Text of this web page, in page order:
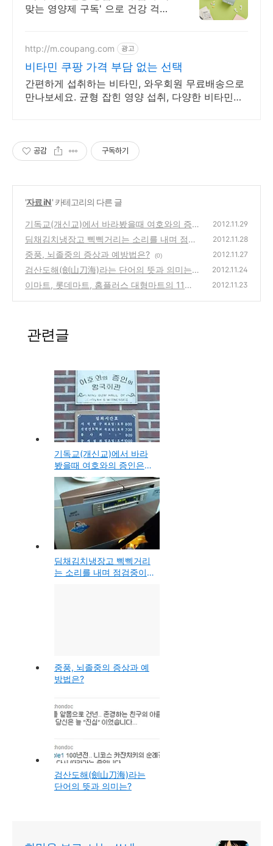
맞는 영양제 구독' 으로 건강 걱정
http://m.coupang.com 광고
비타민 쿠팡 가격 부담 없는 선택
간편하게 섭취하는 비타민, 와우회원 무료배송으로
만나보세요. 균형 잡힌 영양 섭취, 다양한 비타민을
공감 구독하기
'자료 iN' 카테고리의 다른 글
기독교(개신교)에서 바라봤을때 여호와의 증
인은 이단종교인가 분파인가?
(3)
2012.11.29
딤채김치냉장고 삑삑거리는 소리를 내며 점검
중이라고 뜨며 E2라고 나타나는 오류시 해결
방법
(2)
2012.11.28
중풍, 뇌졸중의 증상과 예방법은? (0) 2012.11.27
검산도해(劍山刀海)라는 단어의 뜻과 의미는?
(0)
2012.11.24
이마트, 롯데마트, 홈플러스 대형마트의 11월
2012.11.23
관련글
기독교(개신교)에서 바라
봤을때 여호와의 증인은
이단종교인가 분파인가?
딤채김치냉장고 삑삑거리
는 소리를 내며 점검중이
중풍, 뇌졸중의 증상과 예
방법은?
검산도해(劍山刀海)라는
단어의 뜻과 의미는?